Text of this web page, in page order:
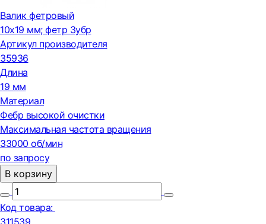
Валик фетровый
10х19 мм; фетр Зубр
Артикул производителя
35936
Длина
19 мм
Материал
Фебр высокой очистки
Максимальная частота вращения
33000 об/мин
по запросу
В корзину
Код товара: